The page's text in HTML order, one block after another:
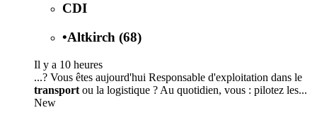
CDI
•Altkirch (68)
Il y a 10 heures
...? Vous êtes aujourd'hui Responsable d'exploitation dans le
transport ou la logistique ? Au quotidien, vous : pilotez les...
New